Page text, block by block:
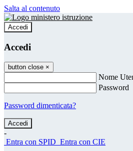
Salta al contenuto
Accedi
Accedi
button close ×
Nome
Password
Password dimenticata?
-
Entra con SPID Entra con CIE